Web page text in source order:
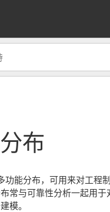
布
功能分布，可用来对工程
常与可靠性分析一起用
模。